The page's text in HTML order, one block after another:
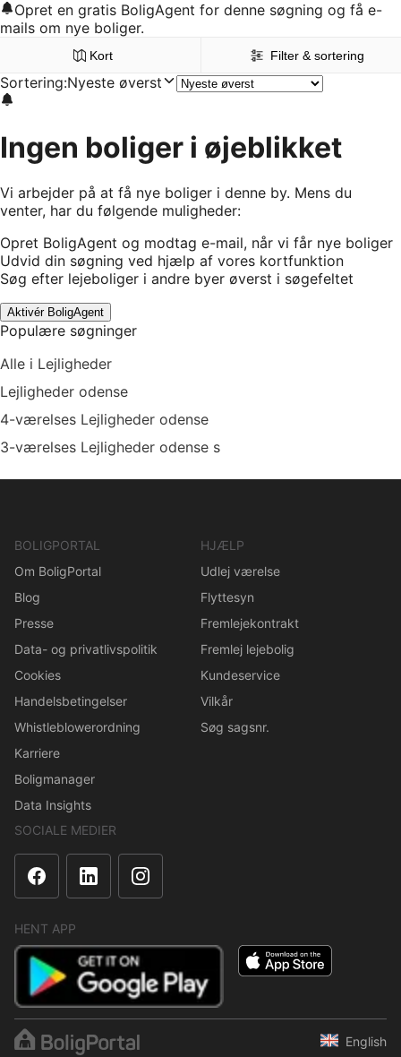
Opret en gratis BoligAgent for denne søgning og få e-
mails om nye boliger.
Kort Filter & sortering
Sortering:Nyeste øverst
Ingen boliger i øjeblikket
Vi arbejder på at få nye boliger i denne by. Mens du
venter, har du følgende muligheder:
Opret BoligAgent og modtag e-mail, når vi får nye boliger
Udvid din søgning ved hjælp af vores kortfunktion
Søg efter lejeboliger i andre byer øverst i søgefeltet
Aktivér BoligAgent
Populære søgninger
Alle i Lejligheder
Lejligheder odense
4-værelses Lejligheder odense
3-værelses Lejligheder odense s
BOLIGPORTAL
Om BoligPortal
Blog
Presse
Data- og privatlivspolitik
Cookies
Handelsbetingelser
Whistleblowerordning
Karriere
Boligmanager
Data Insights
HJÆLP
Udlej værelse
Flyttesyn
Fremlejekontrakt
Fremlej lejebolig
Kundeservice
Vilkår
Søg sagsnr.
SOCIALE MEDIER
HENT APP
English